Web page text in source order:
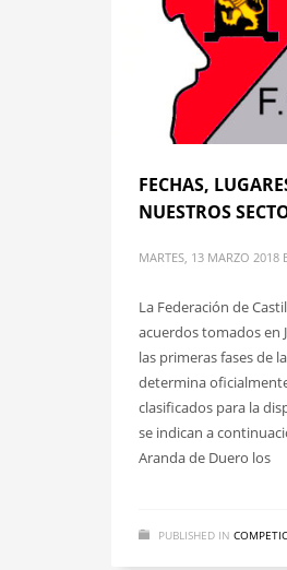
FECHAS,
NUESTROS
MARTES, 13 MARZO 2018
La Federación de
acuerdos tomados en
las primeras fases de
determina
clasificados para la
se indican a
Aranda de Duero los
PUBLISHED IN